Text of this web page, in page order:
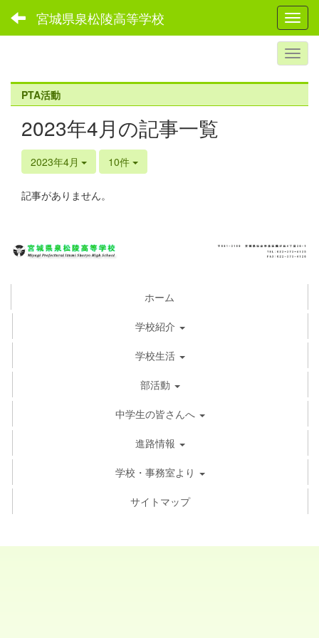
宮城県泉松陵高等学校
PTA活動
2023年4月の記事一覧
2023年4月 10件
記事がありません。
ホーム
学校紹介
学校生活
部活動
中学生の皆さんへ
進路情報
学校・事務室より
サイトマップ